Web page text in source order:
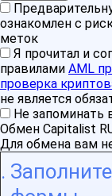
ознакомлен с
меток
Я прочитал и
правилами AML
проверка
не является
Не запоминать
Обмен Capitalist
Для обмена вам